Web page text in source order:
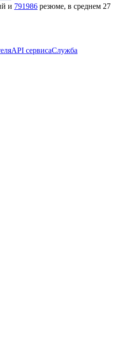
и 791986 резюме, в среднем 27
API сервисаСлужба